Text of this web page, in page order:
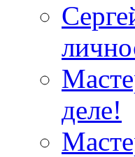
деле!